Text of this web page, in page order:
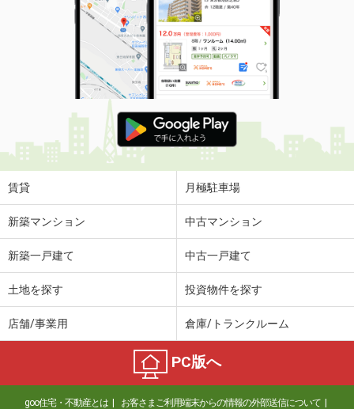
価 格
23.10万円
住 所
宮城県仙台市青葉区柏木２丁目
物件種別 貸店舗・事務所
使用面積 49.8m²
宮城県仙台市青葉区柏木２丁目
価 格
42.02万円
住 所
宮城県仙台市青葉区柏木２丁目
物件種別
宮城県仙台市青葉区柏木２丁目
43.12万円
貸店舗・事務所
宮城県仙台市若林区南材木町
24.90万円
住 所
宮城県仙台市若林区南材木町
物件種別 貸店舗（建物一部）
賃貸 月極駐車場
新築マンション 中古マンション
新築一戸建て 中古一戸建て
土地を探す 投資物件を探す
店舗/事業用 倉庫/トランクルーム
PC版へ
goo住宅・不動産とは お客さまご利用端末からの情報の外部送信について